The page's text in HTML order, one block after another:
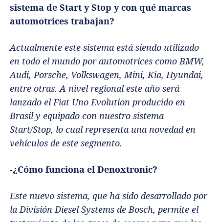
sistema de Start y Stop y con qué marcas
automotrices trabajan?
Actualmente este sistema está siendo utilizado
en todo el mundo por automotrices como BMW,
Audi, Porsche, Volkswagen, Mini, Kia, Hyundai,
entre otras. A nivel regional este año será
lanzado el Fiat Uno Evolution producido en
Brasil y equipado con nuestro sistema
Start/Stop, lo cual representa una novedad en
vehículos de este segmento.
-¿Cómo funciona el Denoxtronic?
Este nuevo sistema, que ha sido desarrollado por
la División Diesel Systems de Bosch, permite el